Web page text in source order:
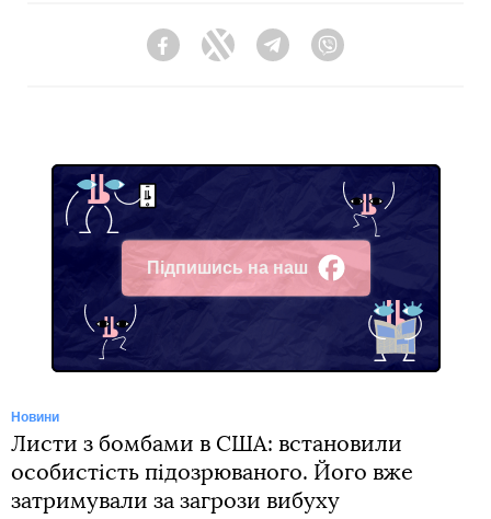
FacebookTwitter Telegram
Підпишись на наш
Facebook
Новини
Листи з бомбами в США: встановили
особистість підозрюваного. Його вже
затримували за загрози вибуху